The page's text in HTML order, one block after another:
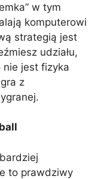
w tym
komputerowi
strategią jest
udziału,
nie jest fizyka
z
to prawdziwy